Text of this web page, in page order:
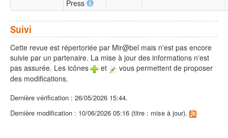
Press
Suivi
Cette revue est répertoriée par Mir@bel mais n'est pas encore
suivie par un partenaire. La mise à jour des informations n'est
pas assurée. Les icônes
et
vous permettent de proposer
des modifications.
Dernière vérification : 26/05/2026 15:44.
Dernière modification : 10/06/2026 05:16 (titre : mise à jour).